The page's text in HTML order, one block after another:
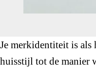
Je merkidentiteit is als
huisstijl tot de manier